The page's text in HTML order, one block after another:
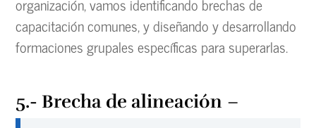
capacitación comunes, y diseñando y desarrollando
formaciones grupales específicas para superarlas.
5.- Brecha de alineación –